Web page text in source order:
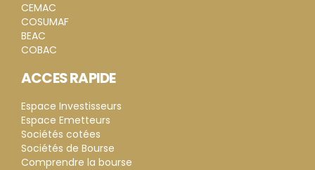
CEMAC
COSUMAF
BEAC
COBAC
ACCES RAPIDE
Espace Investisseurs
Espace Emetteurs
Sociétés cotées
Sociétés de Bourse
Comprendre la bourse